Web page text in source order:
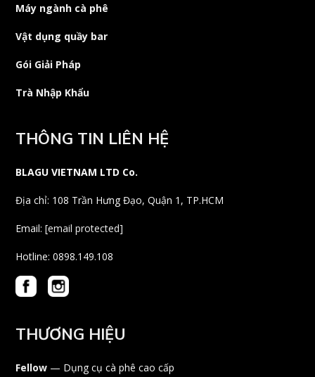
Máy ngành cà phê
Vật dụng quầy bar
Gói Giải Pháp
Trà Nhập Khẩu
THÔNG TIN LIÊN HỆ
BLAGU VIETNAM LTD Co.
Địa chỉ: 108 Trần Hưng Đạo, Quận 1, TP.HCM
Email:[email protected]
Hotline: 0898.149.108
THƯƠNG HIỆU
Fellow — Dụng cụ cà phê cao cấp